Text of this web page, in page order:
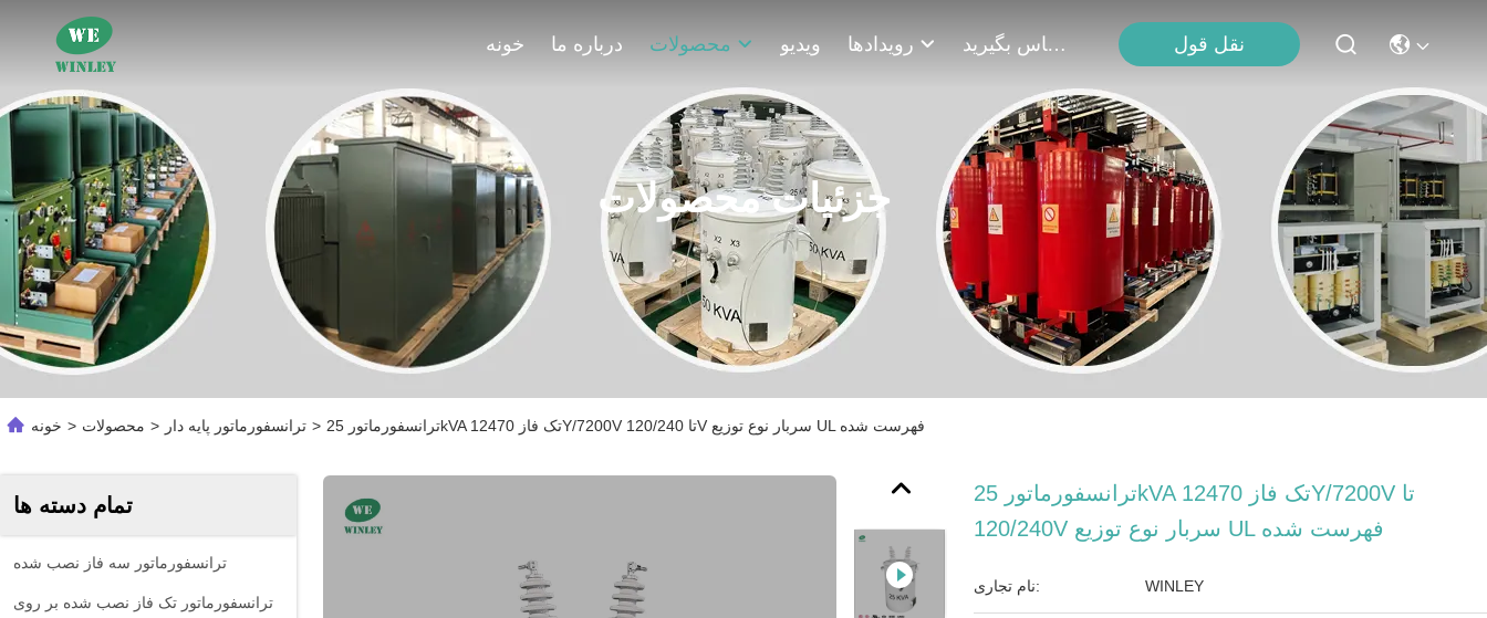
خونه درباره ما محصولات ویدیو رویدادها با ما تماس بگیرید نقل قول
جزئیات محصولات
خونه > محصولات > ترانسفورماتور پایه دار > ترانسفورماتور 25kVA تک فاز 12470Y/7200V تا 120/240V سربار نوع توزیع UL فهرست شده
تمام دسته ها
ترانسفورماتور سه فاز نصب شده
ترانسفورماتور تک فاز نصب شده بر روی
ترانسفورماتور 25kVA تک فاز 12470Y/7200V تا
120/240V سربار نوع توزیع UL فهرست شده
نام تجاری: WINLEY